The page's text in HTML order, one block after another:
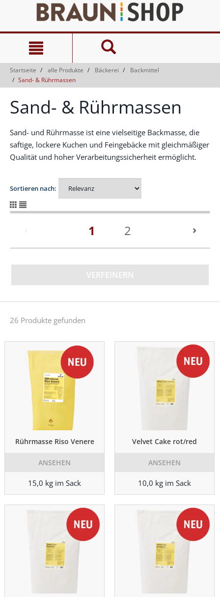
springen
Navigationsmenü
springen
Startseite alle Produkte Bäckerei
Backmittel
Sand- & Rührmassen
Sand- & Rührmassen
Sand- und Rührmasse ist eine vielseitige Backmasse, die
saftige, lockere Kuchen und Feingebäcke mit gleichmäßiger
Qualität und hoher Verarbeitungssicherheit ermöglicht.
Sortieren nach:
1 (current)
2
VERFEINERN
26 Produkte gefunden
Rührmasse Riso Venere
ANSEHEN
15,0 kg im Sack
Velvet Cake rot/red
ANSEHEN
10,0 kg im Sack